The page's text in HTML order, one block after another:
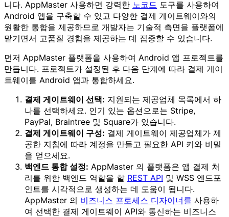
니다. AppMaster 사용하면 강력한 노코드 도구를 사용하여
Android 앱을 구축할 수 있고 다양한 결제 게이트웨이와의
원활한 통합을 제공하므로 개발자는 기술적 측면을 플랫폼에
맡기면서 고품질 경험을 제공하는 데 집중할 수 있습니다.
먼저 AppMaster 플랫폼을 사용하여 Android 앱 프로젝트를
만듭니다. 프로젝트가 설정된 후 다음 단계에 따라 결제 게이
트웨이를 Android 앱과 통합하세요.
결제 게이트웨이 선택: 지원되는 제공업체 목록에서 하
나를 선택하세요. 인기 있는 옵션으로는 Stripe,
PayPal, Braintree 및 Square가 있습니다.
결제 게이트웨이 구성: 결제 게이트웨이 제공업체가 제
공한 지침에 따라 계정을 만들고 필요한 API 키와 비밀
을 얻으세요.
백엔드 통합 설정: AppMaster 의 플랫폼은 앱 결제 처
리를 위한 백엔드 역할을 할 REST API 및 WSS 엔드포
인트를 시각적으로 생성하는 데 도움이 됩니다.
AppMaster 의 비즈니스 프로세스 디자이너를 사용하
여 선택한 결제 게이트웨이 API와 통신하는 비즈니스